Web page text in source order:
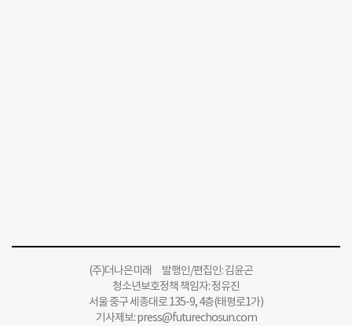
(주)더나은미래 발행인/편집인: 김윤곤
청소년보호정책 책임자: 정유진
서울 중구 세종대로 135-9, 4층(태평로1가)
기사제보:press@futurechosun.com